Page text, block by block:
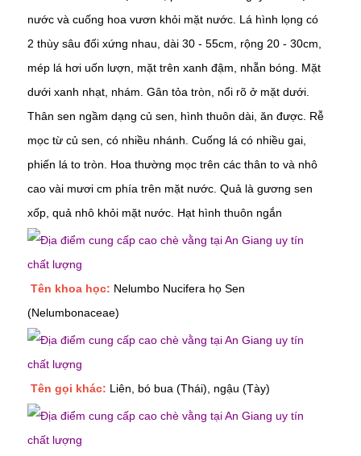
nước và cuống hoa vươn khỏi mặt nước. Lá hình lọng có
2 thùy sâu đối xứng nhau, dài 30 - 55cm, rộng 20 - 30cm,
mép lá hơi uốn lượn, mặt trên xanh đậm, nhẵn bóng. Mặt
dưới xanh nhạt, nhám. Gân tỏa tròn, nổi rõ ở mặt dưới.
Thân sen ngầm dạng củ sen, hình thuôn dài, ăn được. Rễ
mọc từ củ sen, có nhiều nhánh. Cuống lá có nhiều gai,
phiến lá to tròn. Hoa thường mọc trên các thân to và nhô
cao vài mươi cm phía trên mặt nước. Quả là gương sen
xốp, quả nhô khỏi mặt nước. Hạt hình thuôn ngắn
Tên khoa học: Nelumbo Nucifera họ Sen
(Nelumbonaceae)
Tên gọi khác: Liên, bó bua (Thái), ngậu (Tày)